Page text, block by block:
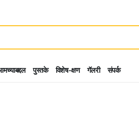
पुस्तके विशेष-क्षण गॅलरी संपर्क